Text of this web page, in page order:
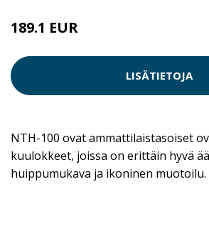
189.1 EUR
LISÄTIETOJA
NTH-100 ovat ammattilaistasoiset
kuulokkeet, joissa on erittäin hyvä
huippumukava ja ikoninen muotoilu.